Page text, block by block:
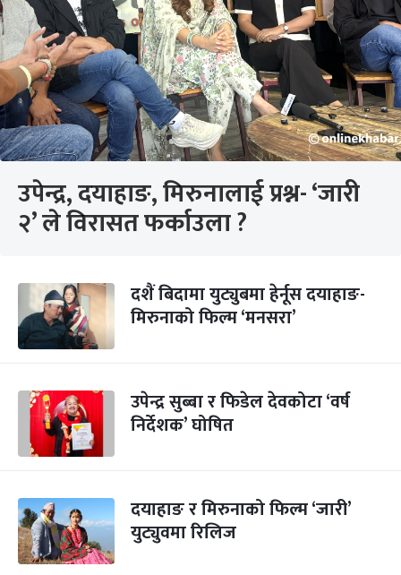
उपेन्द्र, दयाहाङ, मिरुनालाई प्रश्न- ‘जारी
२’ ले विरासत फर्काउला ?
दशैं बिदामा युट्युबमा हेर्नूस दयाहाङ-
मिरुनाको फिल्म ‘मनसरा’
उपेन्द्र सुब्बा र फिडेल देवकोटा ‘वर्ष
निर्देशक’ घोषित
दयाहाङ र मिरुनाको फिल्म ‘जारी’
युट्युवमा रिलिज